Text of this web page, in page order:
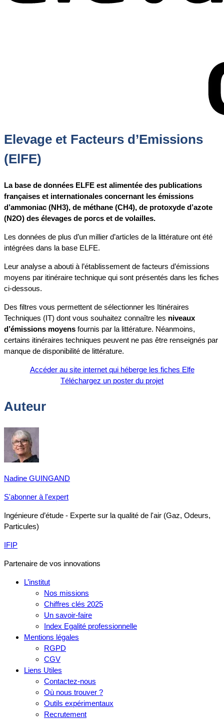
Elevage et Facteurs d’Emissions
(ElFE)
La base de données ELFE est alimentée des publications
françaises et internationales concernant les émissions
d’ammoniac (NH3), de méthane (CH4), de protoxyde d’azote
(N2O) des élevages de porcs et de volailles.
Les données de plus d’un millier d’articles de la littérature ont été
intégrées dans la base ELFE.
Leur analyse a abouti à l’établissement de facteurs d’émissions
moyens par itinéraire technique qui sont présentés dans les fiches
ci-dessous.
Des filtres vous permettent de sélectionner les Itinéraires
Techniques (IT) dont vous souhaitez connaître les niveaux
d’émissions moyens fournis par la littérature. Néanmoins,
certains itinéraires techniques peuvent ne pas être renseignés par
manque de disponibilité de littérature.
Accéder au site internet qui héberge les fiches Elfe
Téléchargez un poster du projet
Auteur
Nadine GUINGAND
S'abonner à l'expert
Ingénieure d’étude - Experte sur la qualité de l'air (Gaz, Odeurs,
Particules)
IFIP
Partenaire de vos innovations
L’institut
Nos missions
Chiffres clés 2025
Un savoir-faire
Index Egalité professionnelle
Mentions légales
RGPD
CGV
Liens Utiles
Contactez-nous
Où nous trouver ?
Outils expérimentaux
Recrutement